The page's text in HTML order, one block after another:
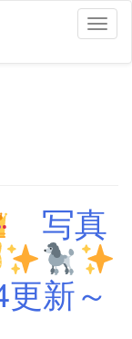
写真
新～